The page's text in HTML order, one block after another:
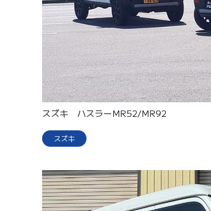
スズキ ハスラーMR52/MR92
スズキ